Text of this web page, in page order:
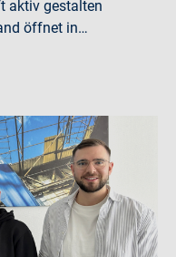
aktiv gestalten
öffnet in…